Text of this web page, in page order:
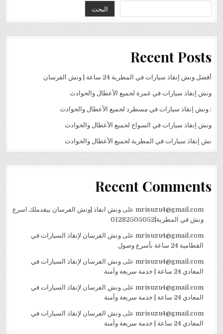
البحث
Recent Posts
أفضل ونش إنقاذ سيارات في المطرية 24 ساعة | ونش الفرسان
ونش إنقاذ سيارات في غمرة لجميع الأعطال والحوادث
: ونش إنقاذ سيارات في مسطرد لجميع الأعطال والحوادث
ونش إنقاذ سيارات في السواح لجميع الأعطال والحوادث
نش إنقاذ سيارات في المطرية لجميع الأعطال والحوادث
Recent Comments
mrisuzu4@gmail.comعلى ونش انقاذ |ونش الفرسان بيقدملك اسرع
ونش في المطرية|01282505052
mrisuzu4@gmail.comعلى ونش الفرسان لإنقاذ السيارات في
القطامية 24 ساعة بأسرع وصول
mrisuzu4@gmail.comعلى ونش الفرسان لإنقاذ السيارات في
المعادي 24 ساعة | خدمة سريعة وآمنة
mrisuzu4@gmail.comعلى ونش الفرسان لإنقاذ السيارات في
المعادي 24 ساعة | خدمة سريعة وآمنة
mrisuzu4@gmail.comعلى ونش الفرسان لإنقاذ السيارات في
المعادي 24 ساعة | خدمة سريعة وآمنة